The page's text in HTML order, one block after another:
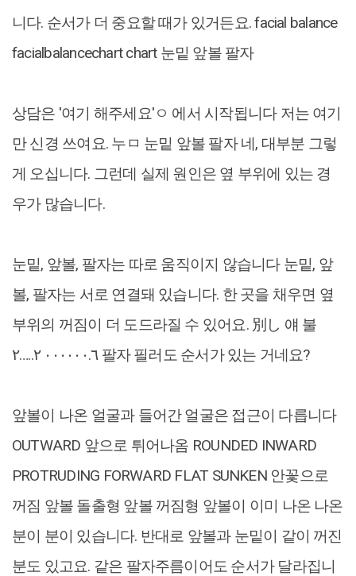
니다. 순서가 더 중요할 때가 있거든요. facial balance
facialbalancechart chart 눈밑 앞볼 팔자
상담은 '여기 해주세요'ㅇ 에서 시작됩니다 저는 여기
만 신경 쓰여요. 누ㅁ 눈밑 앞볼 팔자 네, 대부분 그렇
게 오십니다. 그런데 실제 원인은 옆 부위에 있는 경
우가 많습니다.
눈밑, 앞볼, 팔자는 따로 움직이지 않습니다 눈밑, 앞
볼, 팔자는 서로 연결돼 있습니다. 한 곳을 채우면 옆
부위의 꺼짐이 더 도드라질 수 있어요. 別し 얘 불
۲…..٠ ٢۰۰۰٠٠.٦ 팔자 필러도 순서가 있는 거네요?
앞볼이 나온 얼굴과 들어간 얼굴은 접근이 다릅니다
OUTWARD 앞으로 튀어나옴 ROUNDED INWARD
PROTRUDING FORWARD FLAT SUNKEN 안꽃으로
꺼짐 앞볼 돌출형 앞볼 꺼짐형 앞볼이 이미 나온 나온
분이 분이 있습니다. 반대로 앞볼과 눈밑이 같이 꺼진
분도 있고요. 같은 팔자주름이어도 순서가 달라집니